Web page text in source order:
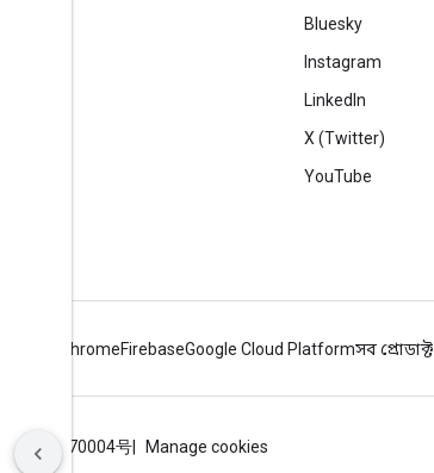
Bluesky
Instagram
LinkedIn
X (Twitter)
YouTube
ChromeFirebaseGoogle Cloud Platformসব প্রোডাক্ট
字B2-20070004号 Manage cookies